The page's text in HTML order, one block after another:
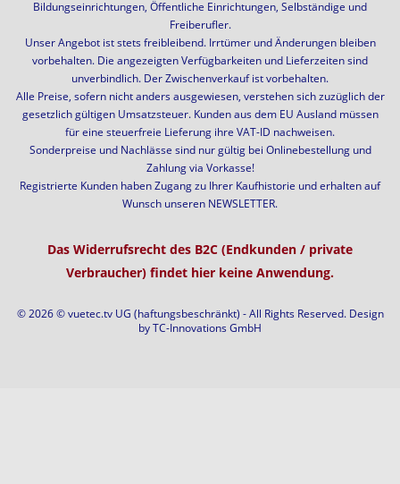
Bildungseinrichtungen, Öffentliche Einrichtungen, Selbständige und
Freiberufler.
Unser Angebot ist stets freibleibend. Irrtümer und Änderungen bleiben
vorbehalten. Die angezeigten Verfügbarkeiten und Lieferzeiten sind
unverbindlich. Der Zwischenverkauf ist vorbehalten.
Alle Preise, sofern nicht anders ausgewiesen, verstehen sich zuzüglich der
gesetzlich gültigen Umsatzsteuer. Kunden aus dem EU Ausland müssen
für eine steuerfreie Lieferung ihre VAT-ID nachweisen.
Sonderpreise und Nachlässe sind nur gültig bei Onlinebestellung und
Zahlung via Vorkasse!
Registrierte Kunden haben Zugang zu Ihrer Kaufhistorie und erhalten auf
Wunsch unseren NEWSLETTER.
Das Widerrufsrecht des B2C (Endkunden / private
Verbraucher) findet hier keine Anwendung.
© 2026 © vuetec.tv UG (haftungsbeschränkt) - All Rights Reserved. Design
byTC-Innovations GmbH